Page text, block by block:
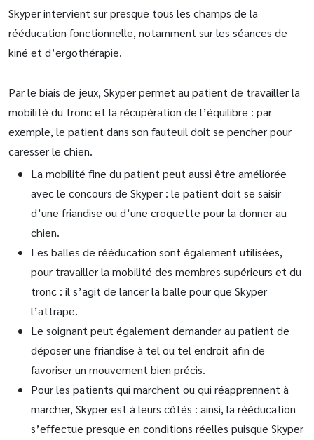
Skyper intervient sur presque tous les champs de la
rééducation fonctionnelle, notamment sur les séances de
kiné et d’ergothérapie.
Par le biais de jeux, Skyper permet au patient de travailler la
mobilité du tronc et la récupération de l’équilibre : par
exemple, le patient dans son fauteuil doit se pencher pour
caresser le chien.
La mobilité fine du patient peut aussi être améliorée
avec le concours de Skyper : le patient doit se saisir
d’une friandise ou d’une croquette pour la donner au
chien.
Les balles de rééducation sont également utilisées,
pour travailler la mobilité des membres supérieurs et du
tronc : il s’agit de lancer la balle pour que Skyper
l’attrape.
Le soignant peut également demander au patient de
déposer une friandise à tel ou tel endroit afin de
favoriser un mouvement bien précis.
Pour les patients qui marchent ou qui réapprennent à
marcher, Skyper est à leurs côtés : ainsi, la rééducation
s’effectue presque en conditions réelles puisque Skyper